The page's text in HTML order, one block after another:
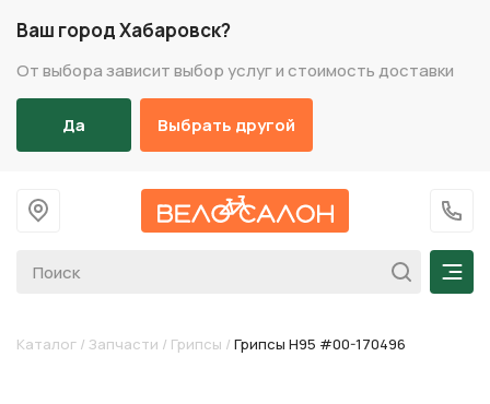
Ваш город Хабаровск?
От выбора зависит выбор услуг и стоимость доставки
Да Выбрать другой
На главную
+7
Каталог / Запчасти / Грипсы / Грипсы H95 #00-170496